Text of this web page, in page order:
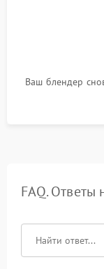
Ваш блендер
FAQ. Ответы